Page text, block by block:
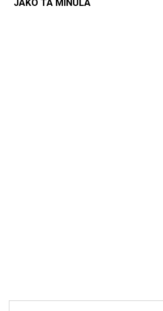
JAKO TA MINULÁ